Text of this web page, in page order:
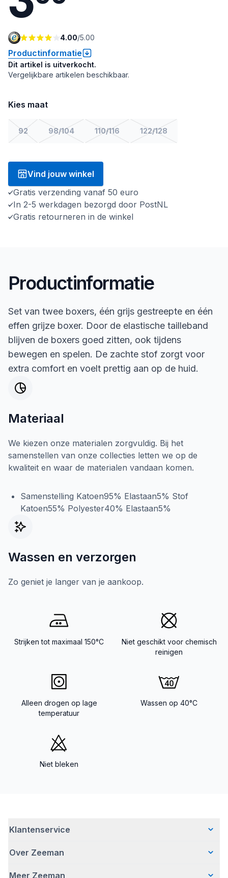
4.00/5.00
Productinformatie
Dit artikel is uitverkocht.
Vergelijkbare artikelen beschikbaar.
Kies maat
92 98/104 110/116 122/128
Vind jouw winkel
Gratis verzending vanaf 50 euro
In 2-5 werkdagen bezorgd door PostNL
Gratis retourneren in de winkel
Productinformatie
Set van twee boxers, één grijs gestreepte en één
effen grijze boxer. Door de elastische tailleband
blijven de boxers goed zitten, ook tijdens
bewegen en spelen. De zachte stof zorgt voor
extra comfort en voelt prettig aan op de huid.
Materiaal
We kiezen onze materialen zorgvuldig. Bij het
samenstellen van onze collecties letten we op de
kwaliteit en waar de materialen vandaan komen.
Samenstelling Katoen95% Elastaan5% Stof
Katoen55% Polyester40% Elastaan5%
Wassen en verzorgen
Zo geniet je langer van je aankoop.
Strijken tot maximaal 150°C
Niet geschikt voor chemisch
reinigen
Alleen drogen op lage
temperatuur
Wassen op 40°C
Niet bleken
Klantenservice
Veelgestelde vragen
Over Zeeman
Meer Zeeman